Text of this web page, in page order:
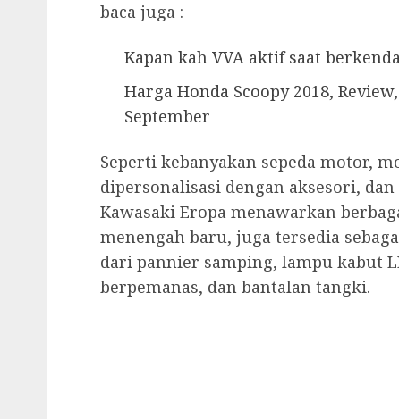
baca juga :
Kapan kah VVA aktif saat
Harga Honda Scoopy 2018,
September
Seperti kebanyakan sepeda motor,
dipersonalisasi dengan aksesori,
Kawasaki Eropa menawarkan
menengah baru, juga tersedia
dari pannier samping, lampu kabut
berpemanas, dan bantalan tangki.